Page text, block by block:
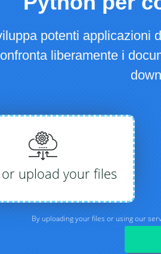
potenti applicazioni
liberamente i